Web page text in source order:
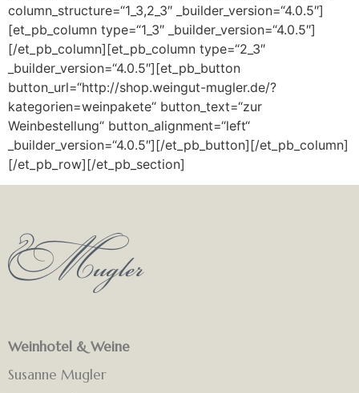
column_structure=“1_3,2_3″ _builder_version=“4.0.5″]
[et_pb_column type=“1_3″ _builder_version=“4.0.5″]
[/et_pb_column][et_pb_column type=“2_3″
_builder_version=“4.0.5″][et_pb_button
button_url=“http://shop.weingut-mugler.de/?
kategorien=weinpakete“ button_text=“zur
Weinbestellung“ button_alignment=“left“
_builder_version=“4.0.5″][/et_pb_button][/et_pb_column]
[/et_pb_row][/et_pb_section]
Weinhotel & Weine
Susanne Mugler